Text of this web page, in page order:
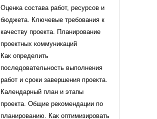
Оценка состава работ, ресурсов и
бюджета. Ключевые требования к
качеству проекта. Планирование
проектных коммуникаций
Как определить
последовательность выполнения
работ и сроки завершения проекта.
Календарный план и этапы
проекта. Общие рекомендации по
планированию. Как оптимизировать